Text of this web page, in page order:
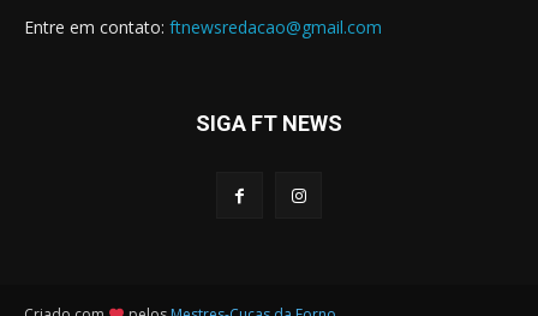
Entre em contato: ftnewsredacao@gmail.com
SIGA FT NEWS